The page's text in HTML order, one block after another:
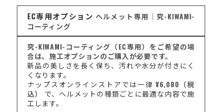
EC専用オプション ヘルメット専用｜究-KIWAMI-
コーティング
究-KIWAMI-コーティング（EC専用）をご希望の場
合は、施工オプションのご購入が必要です。
新品の美しさを長く保ち、汚れや水分が付きにく
くなります。
ナップスオンラインストアでは一律¥6,080（税
込）
で、ヘルメットの種類ごとに最適な内容で施
工します。